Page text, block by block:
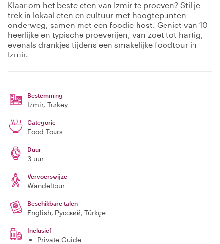
Klaar om het beste eten van Izmir te proeven? Stil je
trek in lokaal eten en cultuur met hoogtepunten
onderweg, samen met een foodie-host. Geniet van 10
heerlijke en typische proeverijen, van zoet tot hartig,
evenals drankjes tijdens een smakelijke foodtour in
Izmir.
Bestemming
Izmir, Turkey
Categorie
Food Tours
Duur
3 uur
Vervoerswijze
Wandeltour
Beschikbare talen
English, Русский, Türkçe
Inclusief
Private Guide